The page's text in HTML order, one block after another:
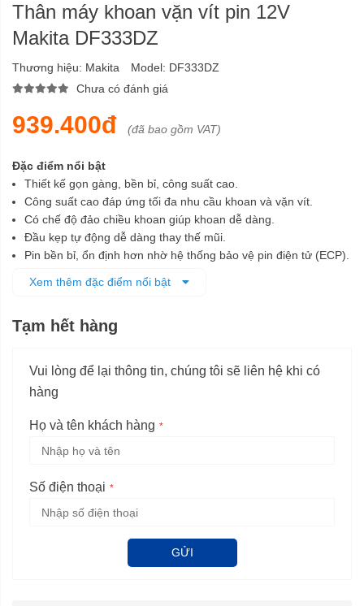
Thân máy khoan vặn vít pin 12V
Makita DF333DZ
Thương hiệu: Makita Model: DF333DZ
Chưa có đánh giá
939.400đ (đã bao gồm VAT)
Đặc điểm nổi bật
Thiết kế gọn gàng, bền bỉ, công suất cao.
Công suất cao đáp ứng tối đa nhu cầu khoan và vặn vít.
Có chế độ đảo chiều khoan giúp khoan dễ dàng.
Đầu kẹp tự động dễ dàng thay thế mũi.
Pin bền bỉ, ổn định hơn nhờ hệ thống bảo vệ pin điện tử (ECP).
Xem thêm đặc điểm nổi bật
Tạm hết hàng
Vui lòng để lại thông tin, chúng tôi sẽ liên hệ khi có
hàng
Họ và tên khách hàng
Số điện thoại
GỬI